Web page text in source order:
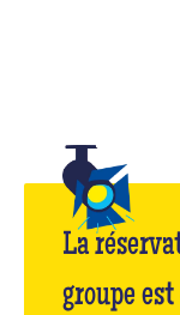
La
groupe